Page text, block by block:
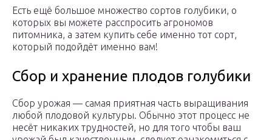
Есть ещё большое множество сортов голубики, о
которых вы можете расспросить агрономов
питомника, а затем купить себе именно тот сорт,
который подойдёт именно вам!
Сбор и хранение плодов голубики
Сбор урожая — самая приятная часть выращивания
любой плодовой культуры. Обычно этот процесс не
несёт никаких трудностей, но для того чтобы ваш